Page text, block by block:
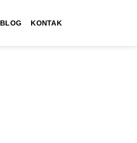
BLOG KONTAK